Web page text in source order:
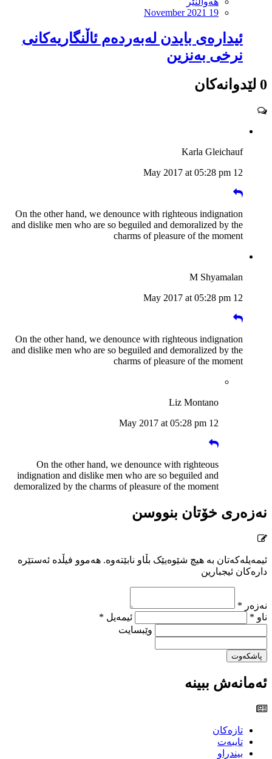
November 2021 19
ئیدارەی بایدن لەبەردەم ئاڵنگاریەکانی
نرخی بەنزین
0 لێدوانەکان
Karla Gleichauf
12 May 2017 at 05:28 pm
On the other hand, we denounce with righteous indignation
and dislike men who are so beguiled and demoralized by the
charms of pleasure of the moment
M Shyamalan
12 May 2017 at 05:28 pm
On the other hand, we denounce with righteous indignation
and dislike men who are so beguiled and demoralized by the
charms of pleasure of the moment
Liz Montano
12 May 2017 at 05:28 pm
On the other hand, we denounce with righteous
indignation and dislike men who are so beguiled and
demoralized by the charms of pleasure of the moment
نەزەری خۆتان بنووسن
ئیمەیلەکەتان بە هیچ شێوەیێک بڵاو نابێتەوە. هەموو فیڵدە ئەستێرە
دارەکان ئیجبارین
نەزەر *
ناو *
ئیمەیل *
وێبسایت
پاشکەوت
ئەمانەش ببینە
تازەکان
تایبەت
بیندراو